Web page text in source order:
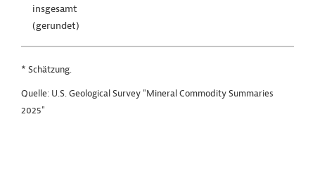
insgesamt
(gerundet)
* Schätzung.
Quelle: U.S. Geological Survey "Mineral Commodity Summaries
2025"